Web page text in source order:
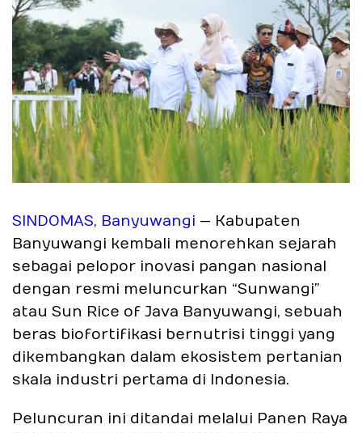
SINDOMAS, Banyuwangi — Kabupaten
Banyuwangi kembali menorehkan sejarah
sebagai pelopor inovasi pangan nasional
dengan resmi meluncurkan “Sunwangi”
atau Sun Rice of Java Banyuwangi, sebuah
beras biofortifikasi bernutrisi tinggi yang
dikembangkan dalam ekosistem pertanian
skala industri pertama di Indonesia.
Peluncuran ini ditandai melalui Panen Raya